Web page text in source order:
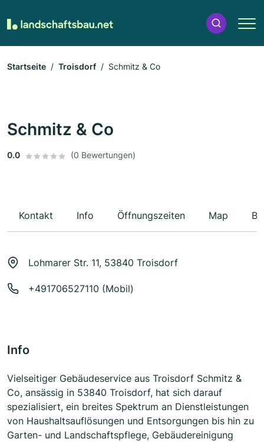
Startseite Troisdorf Schmitz & Co
Schmitz & Co
0.0 (0 Bewertungen)
Kontakt Info Öffnungszeiten Map
Lohmarer Str. 11, 53840 Troisdorf
+491706527110 (Mobil)
Info
Vielseitiger Gebäudeservice aus Troisdorf Schmitz &
Co, ansässig in 53840 Troisdorf, hat sich darauf
spezialisiert, ein breites Spektrum an Dienstleistungen
von Haushaltsauflösungen und Entsorgungen bis hin zu
Garten- und Landschaftspflege, Gebäudereinigung